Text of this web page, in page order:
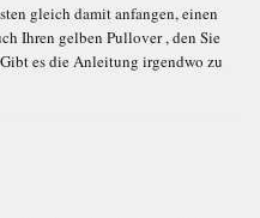
gleich damit anfangen, einen
Ihren gelben Pullover , den Sie
es die Anleitung irgendwo zu